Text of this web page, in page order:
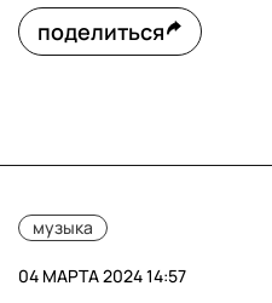
поделиться
музыка
04 МАРТА 2024 14:57